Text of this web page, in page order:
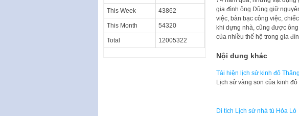
gia đình ông Dũng giữ
việc, bàn bạc công việc,
khi dựng nhà, cũng được
của nhiều thế hệ trong gia
Nội dung khác
Tái hiện lịch sử kinh đô
Lịch sử vàng son của kinh
Di tích Lịch sử nhà tù Hỏa Lò
This Week 43862
This Month 54320
Total 12005322